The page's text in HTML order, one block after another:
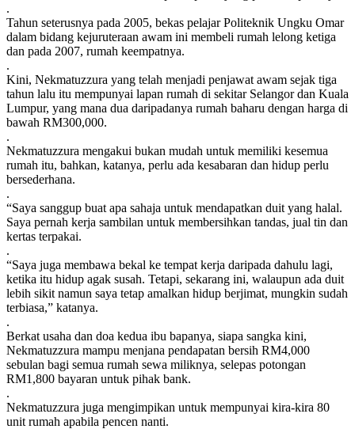
.
Tahun seterusnya pada 2005, bekas pelajar Politeknik Ungku Omar
dalam bidang kejuruteraan awam ini membeli rumah lelong ketiga
dan pada 2007, rumah keempatnya.
.
Kini, Nekmatuzzura yang telah menjadi penjawat awam sejak tiga
tahun lalu itu mempunyai lapan rumah di sekitar Selangor dan Kuala
Lumpur, yang mana dua daripadanya rumah baharu dengan harga di
bawah RM300,000.
.
Nekmatuzzura mengakui bukan mudah untuk memiliki kesemua
rumah itu, bahkan, katanya, perlu ada kesabaran dan hidup perlu
bersederhana.
.
“Saya sanggup buat apa sahaja untuk mendapatkan duit yang halal.
Saya pernah kerja sambilan untuk membersihkan tandas, jual tin dan
kertas terpakai.
.
“Saya juga membawa bekal ke tempat kerja daripada dahulu lagi,
ketika itu hidup agak susah. Tetapi, sekarang ini, walaupun ada duit
lebih sikit namun saya tetap amalkan hidup berjimat, mungkin sudah
terbiasa,” katanya.
.
Berkat usaha dan doa kedua ibu bapanya, siapa sangka kini,
Nekmatuzzura mampu menjana pendapatan bersih RM4,000
sebulan bagi semua rumah sewa miliknya, selepas potongan
RM1,800 bayaran untuk pihak bank.
.
Nekmatuzzura juga mengimpikan untuk mempunyai kira-kira 80
unit rumah apabila pencen nanti.